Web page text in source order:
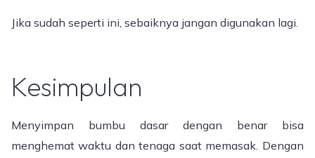
Jika sudah seperti ini, sebaiknya jangan digunakan lagi.
Kesimpulan
Menyimpan bumbu dasar dengan benar bisa
menghemat waktu dan tenaga saat memasak. Dengan